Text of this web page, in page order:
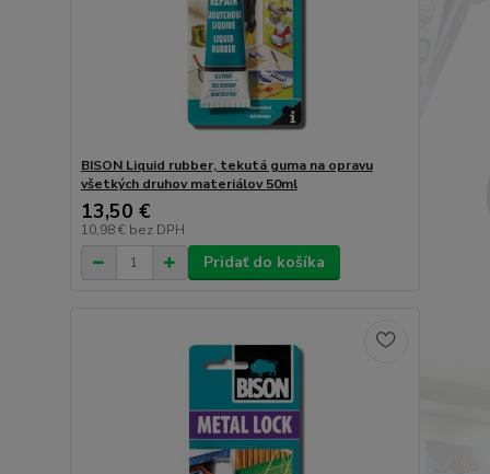
BISON Liquid rubber, tekutá guma na opravu
všetkých druhov materiálov 50ml
13,50 €
10,98 € bez DPH
Pridať do košíka